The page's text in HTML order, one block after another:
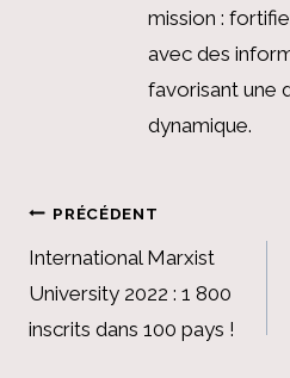
mission :
avec des
favorisant une
dynamique.
Navigation
de
l’article
PRÉCÉDENT
International Marxist
University 2022 : 1 800
inscrits dans 100 pays !